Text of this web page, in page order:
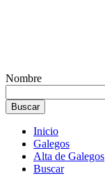
Nombre
Inicio
Galegos
Alta de Galegos
Buscar